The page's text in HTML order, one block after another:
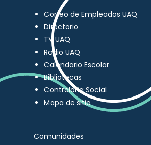
Correo de Empleados UAQ
Directorio
TV UAQ
Radio UAQ
Calendario Escolar
Bibliotecas
Contraloría Social
Mapa de sitio
Comunidades